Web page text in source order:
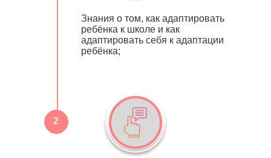
Знания о том, как адаптировать
ребёнка к школе и как
адаптировать себя к адаптации
ребёнка;
2